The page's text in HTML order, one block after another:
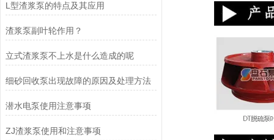
L型渣浆泵的特点及其应用
渣浆泵副叶轮作用？
立式渣浆泵不上水是什么造成的呢
细砂回收泵出现故障的原因及处理方法
潜水电泵使用注意事项
ZJ渣浆泵使用和注意事项